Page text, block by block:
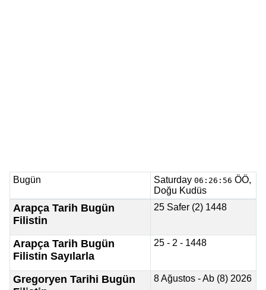
Bugün Saturday 06:26:56 ÖÖ,
Doğu Kudüs
Arapça Tarih Bugün
Filistin
25 Safer (2) 1448
Arapça Tarih Bugün
Filistin Sayılarla
25 - 2 - 1448
Gregoryen Tarihi Bugün
8 Ağustos - Ab (8) 2026